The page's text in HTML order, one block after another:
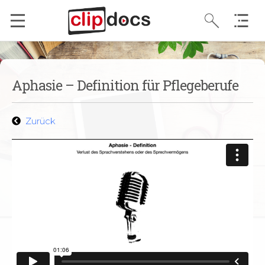
Aphasie – Definition für Pflegeberufe
Zurück
Vegetatives Nervensystem – Sympathikus &
Parasympathikus Grundlagen
Wahrnehmung – Grundlagen 2:39
2:14
Wahrnehmung – Taktiles System
Wahrnehmung – Gustatorisches System &
Wahrnehmungsstörungen 1:52